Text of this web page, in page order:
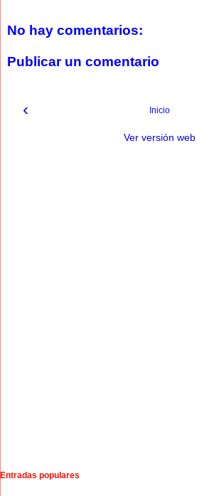
No hay comentarios:
Publicar un comentario
‹ Inicio
Ver versión web
Entradas populares